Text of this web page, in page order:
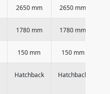
2650 mm 2650 mm
1780 mm 1780 mm
150 mm 150 mm
Hatchback Hatchback